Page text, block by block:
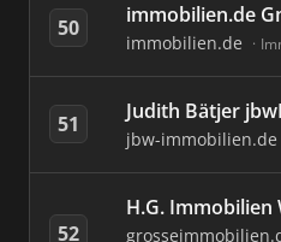
50 immobilien.de
immobilien.de
51 Judith Bätjer
jbw-immobilien.de
52
H.G. Immobilien